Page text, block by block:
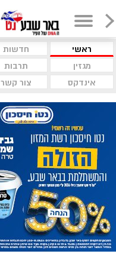
ראשי חדשות
מגזין
תרבות
אינדקס
צור קשר